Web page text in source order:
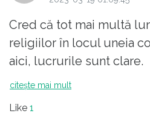
Cred că tot mai multă
religiilor în locul uneia
aici, lucrurile sunt clare.
citește mai mult
Like 1